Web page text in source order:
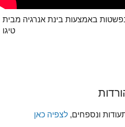
באמצעות בינת אנרגיה מבית
טיגו
ונספחים, לצפיה כאן